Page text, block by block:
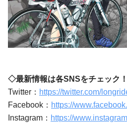
◇最新情報は各SNSをチェック！
Twitter： https://twitter.com/
Facebook： https://
Instagram： https://